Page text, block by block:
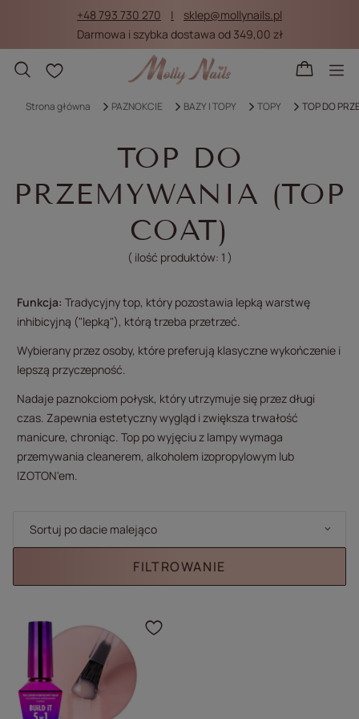
+48 793 730 270
sklep@mollynails.pl
Darmowa i szybka dostawa od 349,00 zł
Listy zakupowe
Strona główna PAZNOKCIE BAZY I TOPY TOPY TOP DO
TOP DO
PRZEMYWANIA (TOP
COAT)
( ilość produktów: 1 )
Funkcja: Tradycyjny top, który pozostawia lepką warstwę
inhibicyjną ("lepką"), którą trzeba przetrzeć.
Wybierany przez osoby, które preferują klasyczne wykończenie i
lepszą przyczepność.
Nadaje paznokciom połysk, który utrzymuje się przez długi
czas. Zapewnia estetyczny wygląd i zwiększa trwałość
manicure, chroniąc. Top po wyjęciu z lampy wymaga
przemywania cleanerem, alkoholem izopropylowym lub
IZOTON'em.
Zmień sortowanie
Sortuj po dacie malejąco
FILTROWANIE
Kliknij, aby dodać